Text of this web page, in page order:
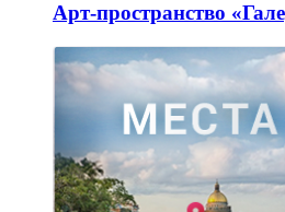
Арт-пространство